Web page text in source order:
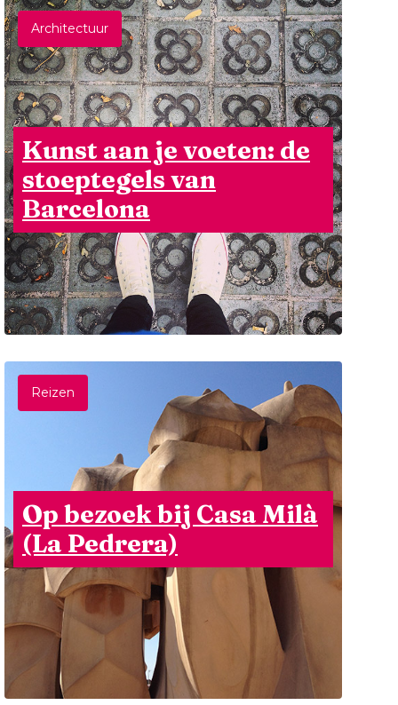
Architectuur
Kunst aan je voeten: de
stoeptegels van
Barcelona
Reizen
Op bezoek bij Casa Milà
(La Pedrera)